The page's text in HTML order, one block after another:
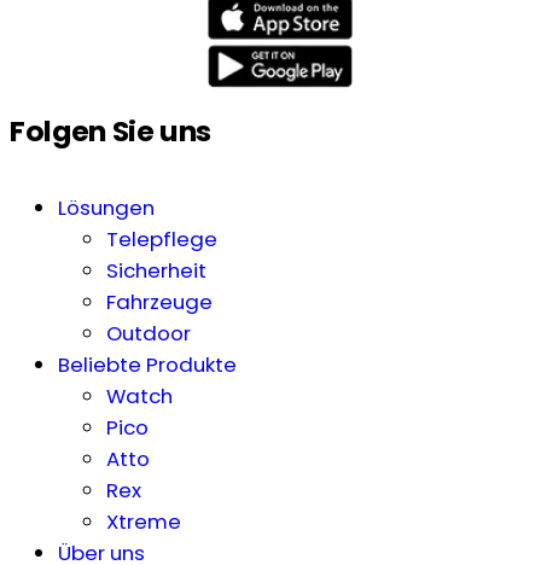
Folgen Sie uns
Lösungen
Telepflege
Sicherheit
Fahrzeuge
Outdoor
Beliebte Produkte
Watch
Pico
Atto
Rex
Xtreme
Über uns